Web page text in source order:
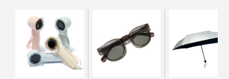
の方にも喜んで使ってもらえそうです。